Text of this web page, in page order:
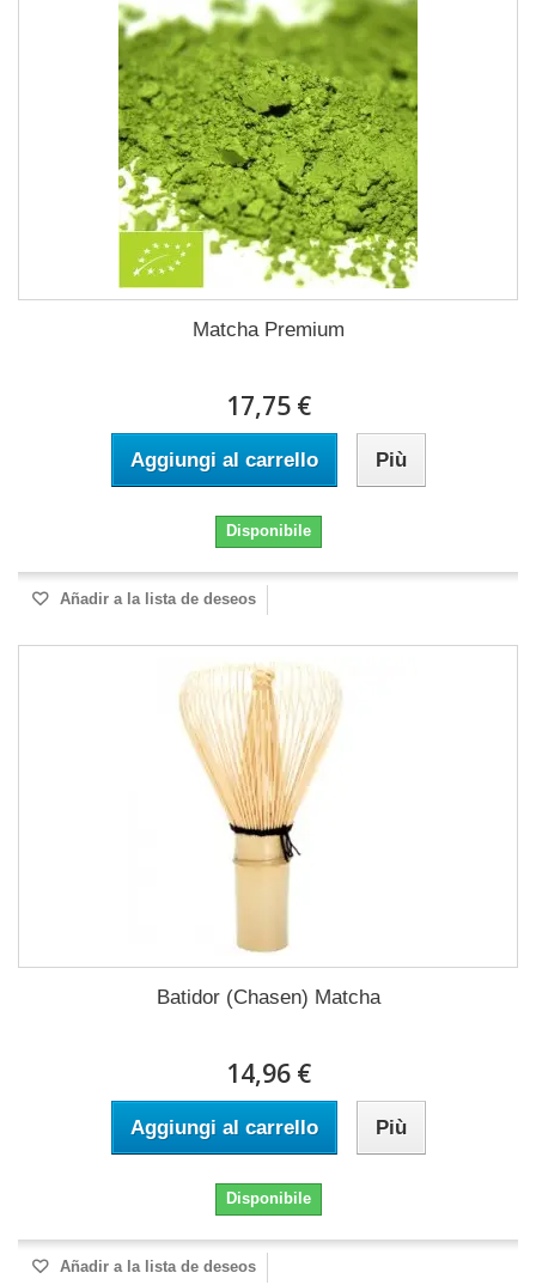
Matcha Premium
17,75 €
Aggiungi al carrello Più
Disponibile
Añadir a la lista de deseos
Batidor (Chasen) Matcha
14,96 €
Aggiungi al carrello Più
Disponibile
Añadir a la lista de deseos